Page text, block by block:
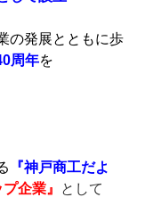
の発展とともに歩
周年を
『神戸商工だよ
企業』 として